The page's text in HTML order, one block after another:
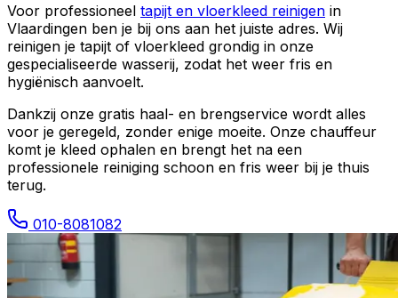
Voor professioneel tapijt en vloerkleed reinigen in
Vlaardingen ben je bij ons aan het juiste adres. Wij
reinigen je tapijt of vloerkleed grondig in onze
gespecialiseerde wasserij, zodat het weer fris en
hygiënisch aanvoelt.
Dankzij onze gratis haal- en brengservice wordt alles
voor je geregeld, zonder enige moeite. Onze chauffeur
komt je kleed ophalen en brengt het na een
professionele reiniging schoon en fris weer bij je thuis
terug.
010-8081082